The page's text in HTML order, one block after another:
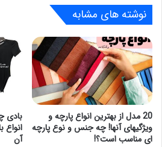
نوشته های مشابه
20 مدل از بهترین انواع پارچه و
ویژگیهای آنها! چه جنس و نوع پارچه
ای مناسب است؟!
بادی
آن